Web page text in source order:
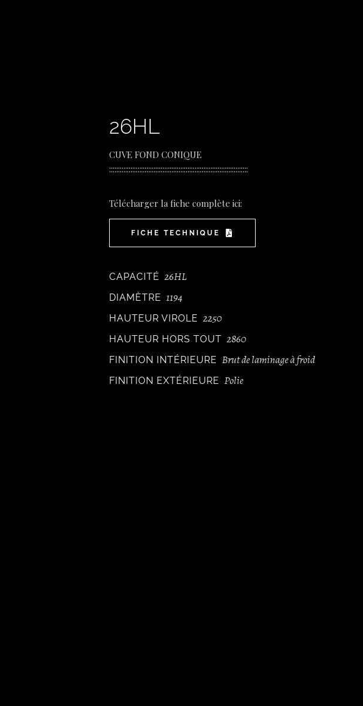
26HL
CUVE FOND CONIQUE
::::::::::::::::::::::::::::::::::::::::::::::::::::::::::::::::::::::::::::::
Télécharger la fiche complète ici:
FICHE TECHNIQUE
CAPACITÉ 26HL
DIAMÈTRE 1194
HAUTEUR VIROLE 2250
HAUTEUR HORS TOUT 2860
FINITION INTÉRIEURE Brut de laminage à froid
FINITION EXTÉRIEURE Polie